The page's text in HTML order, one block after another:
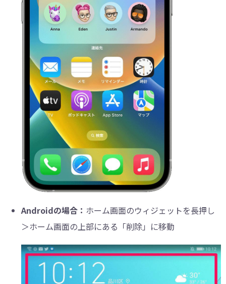
Androidの場合： ホーム画面のウィジェットを長押し
＞ホーム画面の上部にある「削除」に移動